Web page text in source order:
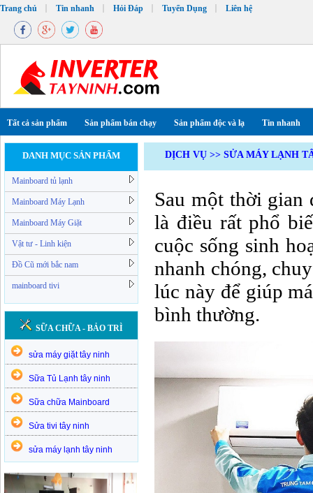
Trang chủ Tin nhanh Hỏi Đáp Tuyển Dụng Liên hệ
Tất cả sản phẩm Sản phẩm bán chạy Sản phẩm độc và lạ Tin nhanh
DANH MỤC SẢN PHẨM
Mainboard tủ lạnh
Mainboard Máy Lạnh
Mainboard Máy Giặt
Vật tư - Linh kiện
Đồ Cũ mới bắc nam
mainboard tivi
SỮA CHỮA - BẢO TRÌ
sửa máy giặt tây ninh
Sữa Tủ Lạnh tây ninh
Sữa chữa Mainboard
Sửa tivi tây ninh
sửa máy lạnh tây ninh
DỊCH VỤ >> SỬA MÁY LẠNH
Sau một thời
là điều rất phổ
cuộc sống sinh
nhanh chóng,
lúc này để giúp
bình thường.